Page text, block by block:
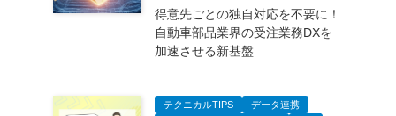
得意先ごとの独自対応を不要に！
自動車部品業界の受注業務DXを
加速させる新基盤
テクニカルTIPS
データ連携